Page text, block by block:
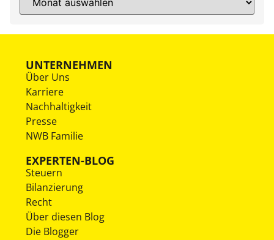
UNTERNEHMEN
Über Uns
Karriere
Nachhaltigkeit
Presse
NWB Familie
EXPERTEN-BLOG
Steuern
Bilanzierung
Recht
Über diesen Blog
Die Blogger